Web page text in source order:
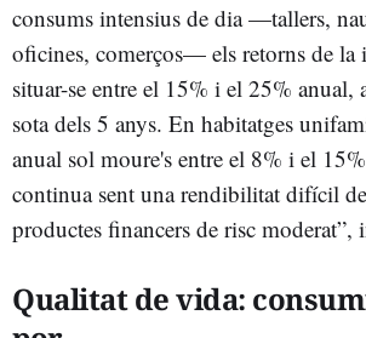
consums intensius de dia —tallers,
oficines, comerços— els retorns de la
situar-se entre el 15% i el 25% anual,
sota dels 5 anys. En habitatges
anual sol moure's entre el 8% i el
continua sent una rendibilitat difícil
productes financers de risc moderat”,
Qualitat de vida: